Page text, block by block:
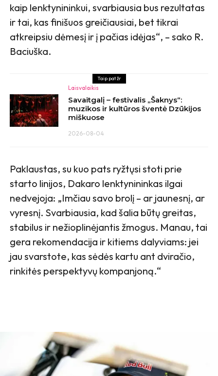
kaip lenktynininkui, svarbiausia bus rezultatas
ir tai, kas finišuos greičiausiai, bet tikrai
atkreipsiu dėmesį ir į pačias idėjas“, – sako R.
Baciuška.
Taip pat žr
Laisvalaikis
Savaitgalį – festivalis „Šaknys“:
muzikos ir kultūros šventė Dzūkijos
miškuose
2026-08-04
Paklaustas, su kuo pats ryžtųsi stoti prie
starto linijos, Dakaro lenktynininkas ilgai
nedvejoja: „Imčiau savo brolį – ar jaunesnį, ar
vyresnį. Svarbiausia, kad šalia būtų greitas,
stabilus ir nežioplinėjantis žmogus. Manau, tai
gera rekomendacija ir kitiems dalyviams: jei
jau svarstote, kas sėdės kartu ant dviračio,
rinkitės perspektyvų kompanjoną.“